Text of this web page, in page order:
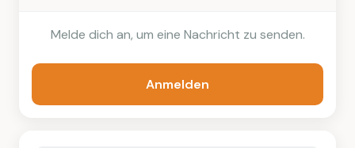
Melde dich an, um eine Nachricht zu senden.
Anmelden